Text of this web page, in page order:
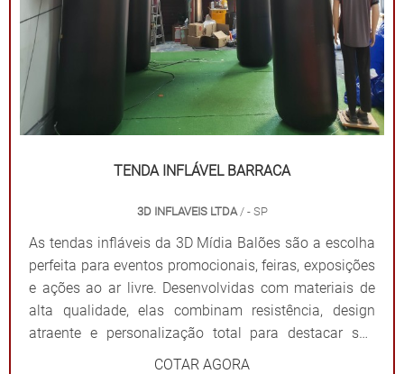
inesquecível com uma solução que combina
funcionalidade e impacto visual!
TENDA INFLÁVEL BARRACA
3D INFLAVEIS LTDA/ - SP
As tendas infláveis da 3D Mídia Balões são a escolha
perfeita para eventos promocionais, feiras, exposições
e ações ao ar livre. Desenvolvidas com materiais de
alta qualidade, elas combinam resistência, design
atraente e personalização total para destacar sua
marca de forma impactante. Cada tenda é projetada
COTAR AGORA